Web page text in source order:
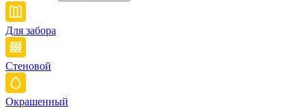
Для забора
Стеновой
Окрашенный